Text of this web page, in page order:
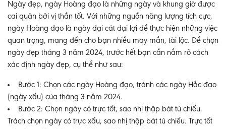
Ngày đẹp, ngày Hoàng đạo là những ngày và khung giờ được
cai quản bởi vị thần tốt. Với những nguồn năng lượng tích cực,
ngày Hoàng đạo là ngày đại cát đại lợi để thực hiện những việc
quan trọng, mang đến cho bạn nhiều may mắn, tài lộc. Để chọn
ngày đẹp tháng 3 năm 2024, trước hết bạn cần nắm rõ cách
xác định ngày đẹp, cụ thể như sau:
Bước 1: Chọn các ngày Hoàng đạo, tránh các ngày Hắc đạo
(ngày xấu) của tháng 3 năm 2024.
Bước 2: Chọn ngày có trực tốt, sao nhị thập bát tú chiếu.
Trách chọn ngày có trực xấu, sao nhị thập bát tú chiếu. Trực tốt